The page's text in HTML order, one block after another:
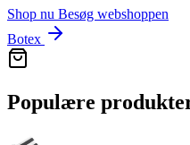
Shop nu Besøg webshoppen
Botex
Populære